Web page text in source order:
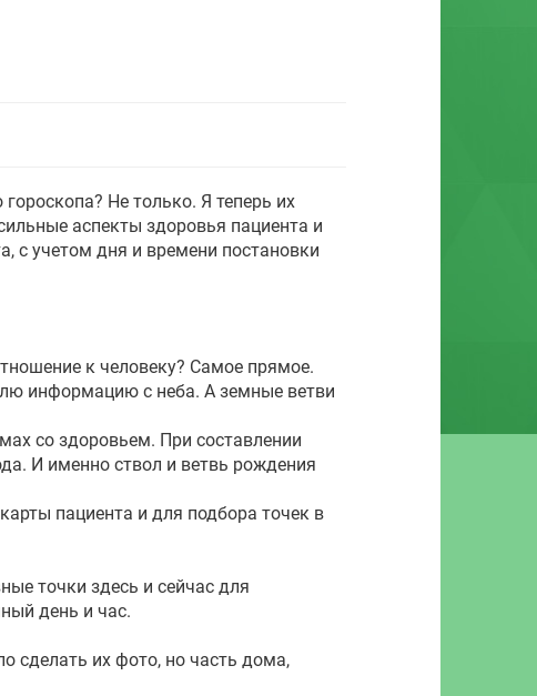
Не только. Я теперь их
аспекты здоровья пациента и
с учетом дня и времени постановки
к человеку? Самое прямое.
информацию с неба. А земные ветви
со здоровьем. При составлении
И именно ствол и ветвь рождения
пациента и для подбора точек в
точки здесь и сейчас для
день и час.
сделать их фото, но часть дома,